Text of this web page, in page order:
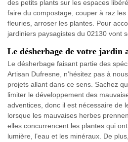
des petits plants sur les espaces
faire du compostage, couper à raz
fleuries, arroser les plantes. Pour
jardiniers paysagistes du 02130 vont
Le désherbage de votre jardin
Le désherbage faisant partie des
Artisan Dufresne, n’hésitez pas à
projets allant dans ce sens. Sachez
limiter le développement des
adventices, donc il est nécessaire de
lorsque les mauvaises herbes
elles concurrencent les plantes qui
lumière, l’eau et les minéraux. De